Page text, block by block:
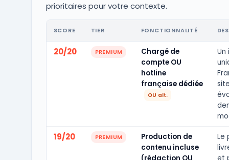
prioritaires pour votre contexte.
SCORE TIER FONCTIONNALITÉ
20/20 PREMIUM
Chargé de
compte OU
hotline
française dédiée
OU alt.
Un
19/20 PREMIUM
Production de
contenu incluse
Le